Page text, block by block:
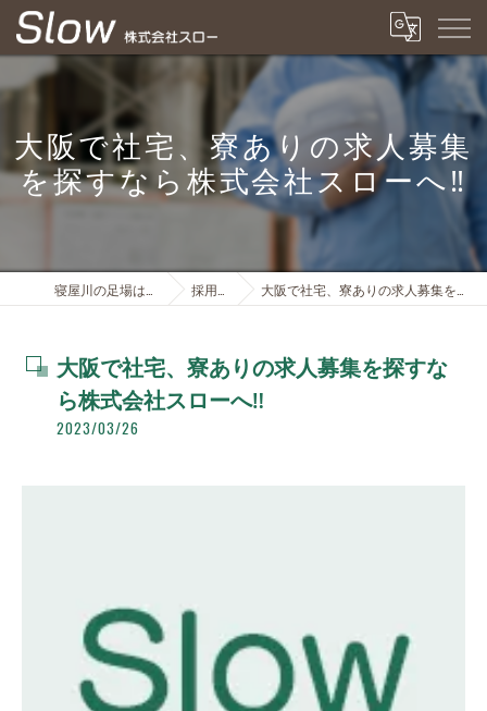
大阪で社宅、寮ありの求人募集
を探すなら株式会社スローへ‼️
採用ブログ 大阪で社宅、寮ありの求人募集を探すなら株式会社スローへ‼️
大阪で社宅、寮ありの求人募集を探すな
ら株式会社スローへ‼️
2023/03/26